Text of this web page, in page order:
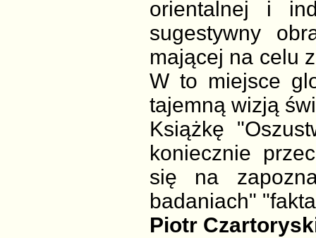
orientalnej i
sugestywny
mającej na celu
W to miejsce
tajemną wizją
Książkę
koniecznie
się na
badaniach"
Piotr